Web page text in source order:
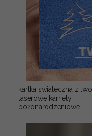
kartka swiateczna z
laserowe karnety
bożonarodzeniowe